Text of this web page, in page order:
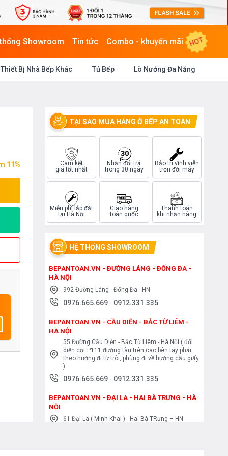
Showroom Tin tức Combo - khuyến mãi HOT
Thiết Bị Nhà Bếp Khác Tủ Bếp Lò Nướng Đa Năng
11%
TẠI SAO MUA HÀNG Ở BẾP AN TOÀN
Cam kết
giá tốt nhất
Nhận đổi trả
trong 30 ngày
Bảo trì vĩnh viễn
trọn đời máy
Miễn phí lắp đặt
tại Hà Nội
Giao hàng
toàn quốc
Thanh toán
khi nhận hàng
HỆ THỐNG SHOWROOM
BEPANTOAN.VN - ĐƯỜNG LÁNG - ĐỐNG ĐA -
HÀ NỘI
992 Đường Láng - Đống Đa - HN
0976.665.669 - 0912.331.335
BEPANTOAN.VN - CẦU DIỄN - BẮC TỪ LIÊM -
HÀ NỘI
55 Đường Cầu Diễn - Bắc Từ Liêm - Hà Nội ( đối
diện cột P111 đường tàu trên cao bên tay phải
theo hướng đi từ trôi, phùng đi về hướng cầu giấy
)
0976.665.669 - 0912.331.335
BEPANTOAN.VN - ĐẠI LA - HAI BÀ TRƯNG - HÀ
NỘI
61 Đại La ( Minh Khai ) - Hai Bà TRưng – HN